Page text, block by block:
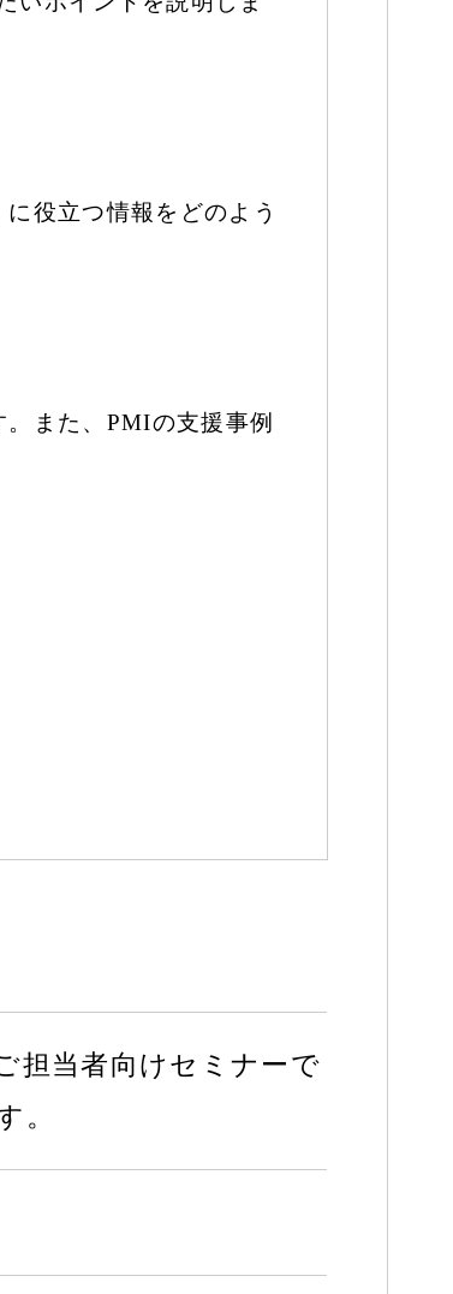
役立つ情報をどのよう
また、PMIの支援事例
担当者向けセミナーで
。